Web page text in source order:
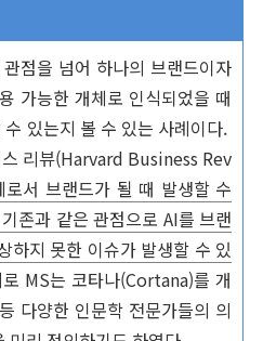
점을 넘어 하나의 브랜드이자
가능한 개체로 인식되었을 때
있는지 볼 수 있는 사례이다.
리뷰(Harvard Business Rev
로서 브랜드가 될 때 발생할 수
존과 같은 관점으로 AI를 브랜
하지 못한 이슈가 발생할 수 있
MS는 코타나(Cortana)를 개
다양한 인문학 전문가들의 의